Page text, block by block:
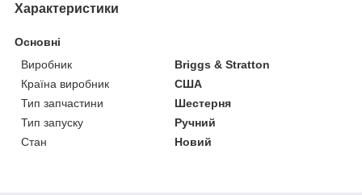
Характеристики
Основні
Виробник
Briggs & Stratton
Країна виробник
США
Тип запчастини
Шестерня
Тип запуску
Ручний
Стан
Новий